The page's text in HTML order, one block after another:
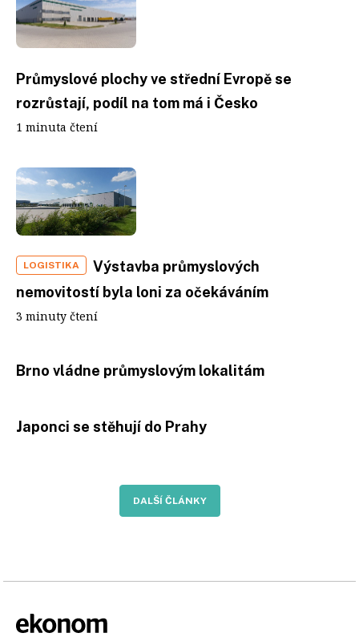
Průmyslové plochy ve střední Evropě se
rozrůstají, podíl na tom má i Česko
1 minuta čtení
LOGISTIKA
Výstavba průmyslových
nemovitostí byla loni za očekáváním
3 minuty čtení
Brno vládne průmyslovým lokalitám
Japonci se stěhují do Prahy
DALŠÍ ČLÁNKY